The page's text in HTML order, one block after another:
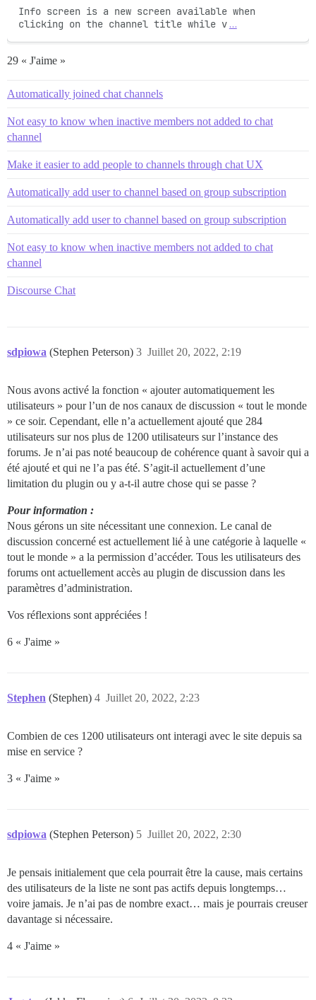
Info screen is a new screen available when
clicking on the channel title while v …
29 « J'aime »
Automatically joined chat channels
Not easy to know when inactive members not added to chat
channel
Make it easier to add people to channels through chat UX
Automatically add user to channel based on group subscription
Automatically add user to channel based on group subscription
Not easy to know when inactive members not added to chat
channel
Discourse Chat
sdpiowa (Stephen Peterson) Juillet 20, 2022, 2:19
3
Nous avons activé la fonction « ajouter automatiquement les
utilisateurs » pour l’un de nos canaux de discussion « tout le monde
» ce soir. Cependant, elle n’a actuellement ajouté que 284
utilisateurs sur nos plus de 1200 utilisateurs sur l’instance des
forums. Je n’ai pas noté beaucoup de cohérence quant à savoir qui a
été ajouté et qui ne l’a pas été. S’agit-il actuellement d’une
limitation du plugin ou y a-t-il autre chose qui se passe ?
Pour information :
Nous gérons un site nécessitant une connexion. Le canal de
discussion concerné est actuellement lié à une catégorie à laquelle «
tout le monde » a la permission d’accéder. Tous les utilisateurs des
forums ont actuellement accès au plugin de discussion dans les
paramètres d’administration.
Vos réflexions sont appréciées !
6 « J'aime »
Stephen (Stephen) Juillet 20, 2022, 2:23
4
Combien de ces 1200 utilisateurs ont interagi avec le site depuis sa
mise en service ?
3 « J'aime »
sdpiowa (Stephen Peterson) Juillet 20, 2022, 2:30
5
Je pensais initialement que cela pourrait être la cause, mais certains
des utilisateurs de la liste ne sont pas actifs depuis longtemps…
voire jamais. Je n’ai pas de nombre exact… mais je pourrais creuser
davantage si nécessaire.
4 « J'aime »